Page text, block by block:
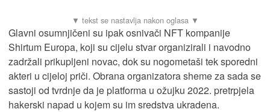
Glavni osumnjičeni su ipak osnivači NFT kompanije
Shirtum Europa, koji su cijelu stvar organizirali i navodno
zadržali prikupljeni novac, dok su nogometaši tek sporedni
akteri u cijeloj priči. Obrana organizatora sheme za sada se
sastoji od tvrdnje da je platforma u ožujku 2022. pretrpjela
hakerski napad u kojem su im sredstva ukradena.